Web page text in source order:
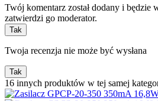
Twój komentarz został dodany i będzie
zatwierdzi go moderator.
Tak
Twoja recenzja nie może być wysłana
Tak
16 innych produktów w tej samej